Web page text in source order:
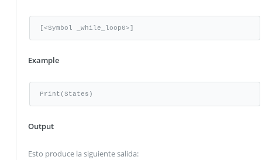
[<Symbol _while_loop0>]
Example
Print(States)
Output
Esto produce la siguiente salida: